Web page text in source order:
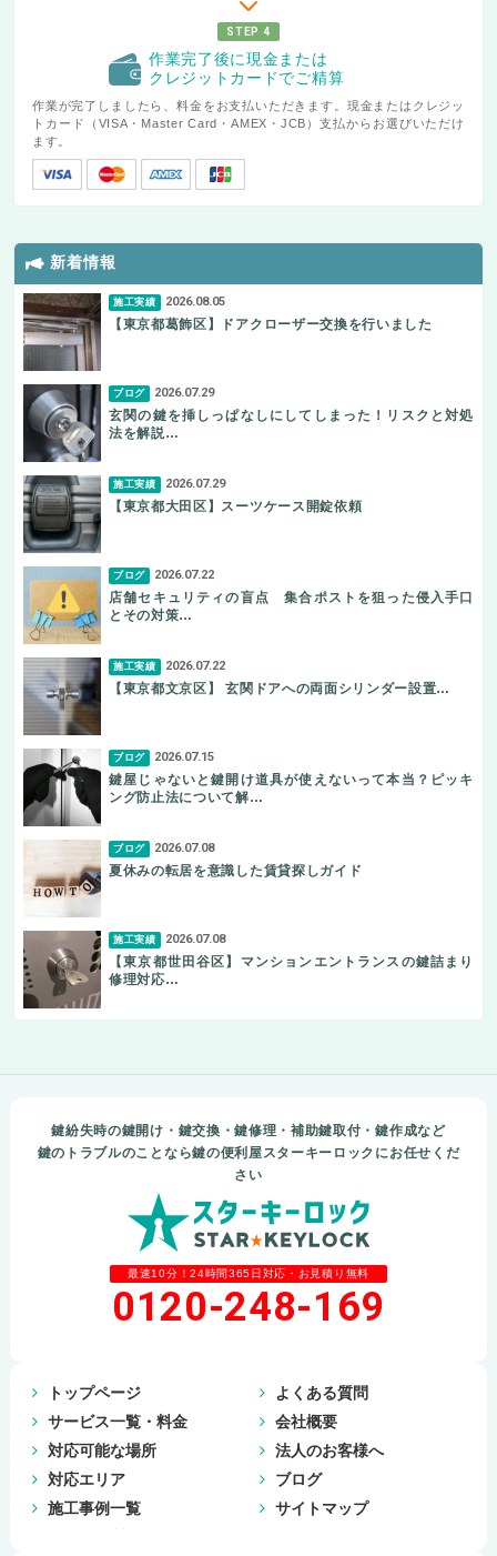
STEP 4
作業完了後に現金または
クレジットカードでご精算
作業が完了しましたら、料金をお支払いただきます。現金またはクレジッ
トカード（VISA・Master Card・AMEX・JCB）支払からお選びいただけ
ます。
新着情報
施工実績 2026.08.05
【東京都葛飾区】ドアクローザー交換を行いました
ブログ 2026.07.29
玄関の鍵を挿しっぱなしにしてしまった！リスクと対処
法を解説…
施工実績 2026.07.29
【東京都大田区】スーツケース開錠依頼
ブログ 2026.07.22
店舗セキュリティの盲点 集合ポストを狙った侵入手口
とその対策…
施工実績 2026.07.22
【東京都文京区】 玄関ドアへの両面シリンダー設置…
ブログ 2026.07.15
鍵屋じゃないと鍵開け道具が使えないって本当？ピッキ
ング防止法について解…
ブログ 2026.07.08
夏休みの転居を意識した賃貸探しガイド
施工実績 2026.07.08
【東京都世田谷区】マンションエントランスの鍵詰まり
修理対応…
鍵紛失時の鍵開け・鍵交換・鍵修理・補助鍵取付・鍵作成など
鍵のトラブルのことなら鍵の便利屋スターキーロックにお任せくだ
さい
最速10分！24時間365日対応・お見積り無料
0120-248-169
トップページ
サービス一覧・料金
対応可能な場所
対応エリア
施工事例一覧
よくある質問
会社概要
法人のお客様へ
ブログ
サイトマップ